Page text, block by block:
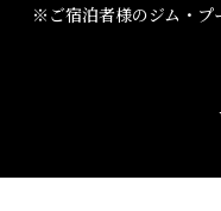
※ご宿泊者様のジム・